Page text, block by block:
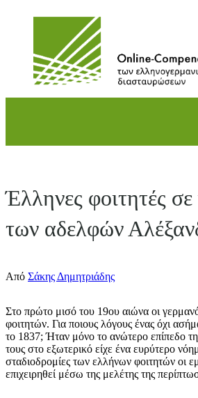
Έλληνες φοιτητές
των αδελφών
Από Σάκης Δημητριάδης
Στο πρώτο μισό του 19ου αιώνα οι
φοιτητών. Για ποιους λόγους ένας όχι
το 1837; Ήταν μόνο το ανώτερο επίπεδο
τους στο εξωτερικό είχε ένα ευρύτερο
σταδιοδρομίες των ελλήνων φοιτητών οι
επιχειρηθεί μέσω της μελέτης της